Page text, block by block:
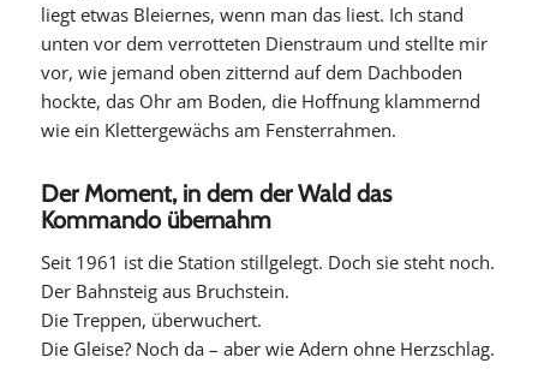
liegt etwas Bleiernes, wenn man das liest. Ich stand
unten vor dem verrotteten Dienstraum und stellte mir
vor, wie jemand oben zitternd auf dem Dachboden
hockte, das Ohr am Boden, die Hoffnung klammernd
wie ein Klettergewächs am Fensterrahmen.
Der Moment, in dem der Wald das
Kommando übernahm
Seit 1961 ist die Station stillgelegt. Doch sie steht noch.
Der Bahnsteig aus Bruchstein.
Die Treppen, überwuchert.
Die Gleise? Noch da – aber wie Adern ohne Herzschlag.